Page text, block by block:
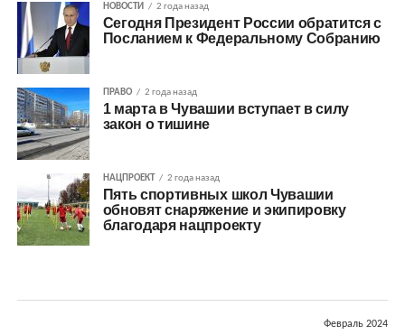
НОВОСТИ 2 года назад
Сегодня Президент России обратится с
Посланием к Федеральному Собранию
ПРАВО 2 года назад
1 марта в Чувашии вступает в силу
закон о тишине
НАЦПРОЕКТ 2 года назад
Пять спортивных школ Чувашии
обновят снаряжение и экипировку
благодаря нацпроекту
Февраль 2024